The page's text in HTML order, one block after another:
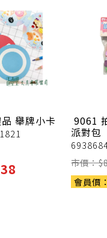
舉牌小卡
38
9061
派對包
市價：$
會員價：